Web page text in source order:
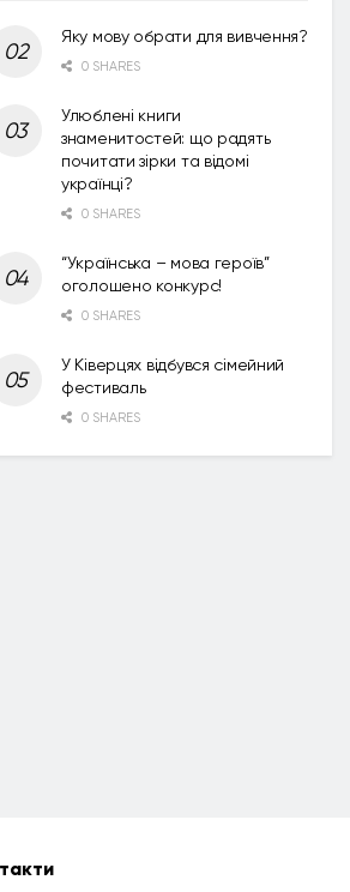
Яку мову обрати для вивчення?
0 SHARES
Улюблені книги
знаменитостей: що радять
почитати зірки та відомі
українці?
0 SHARES
“Українська – мова героїв”
оголошено конкурс!
0 SHARES
У Ківерцях відбувся сімейний
фестиваль
0 SHARES